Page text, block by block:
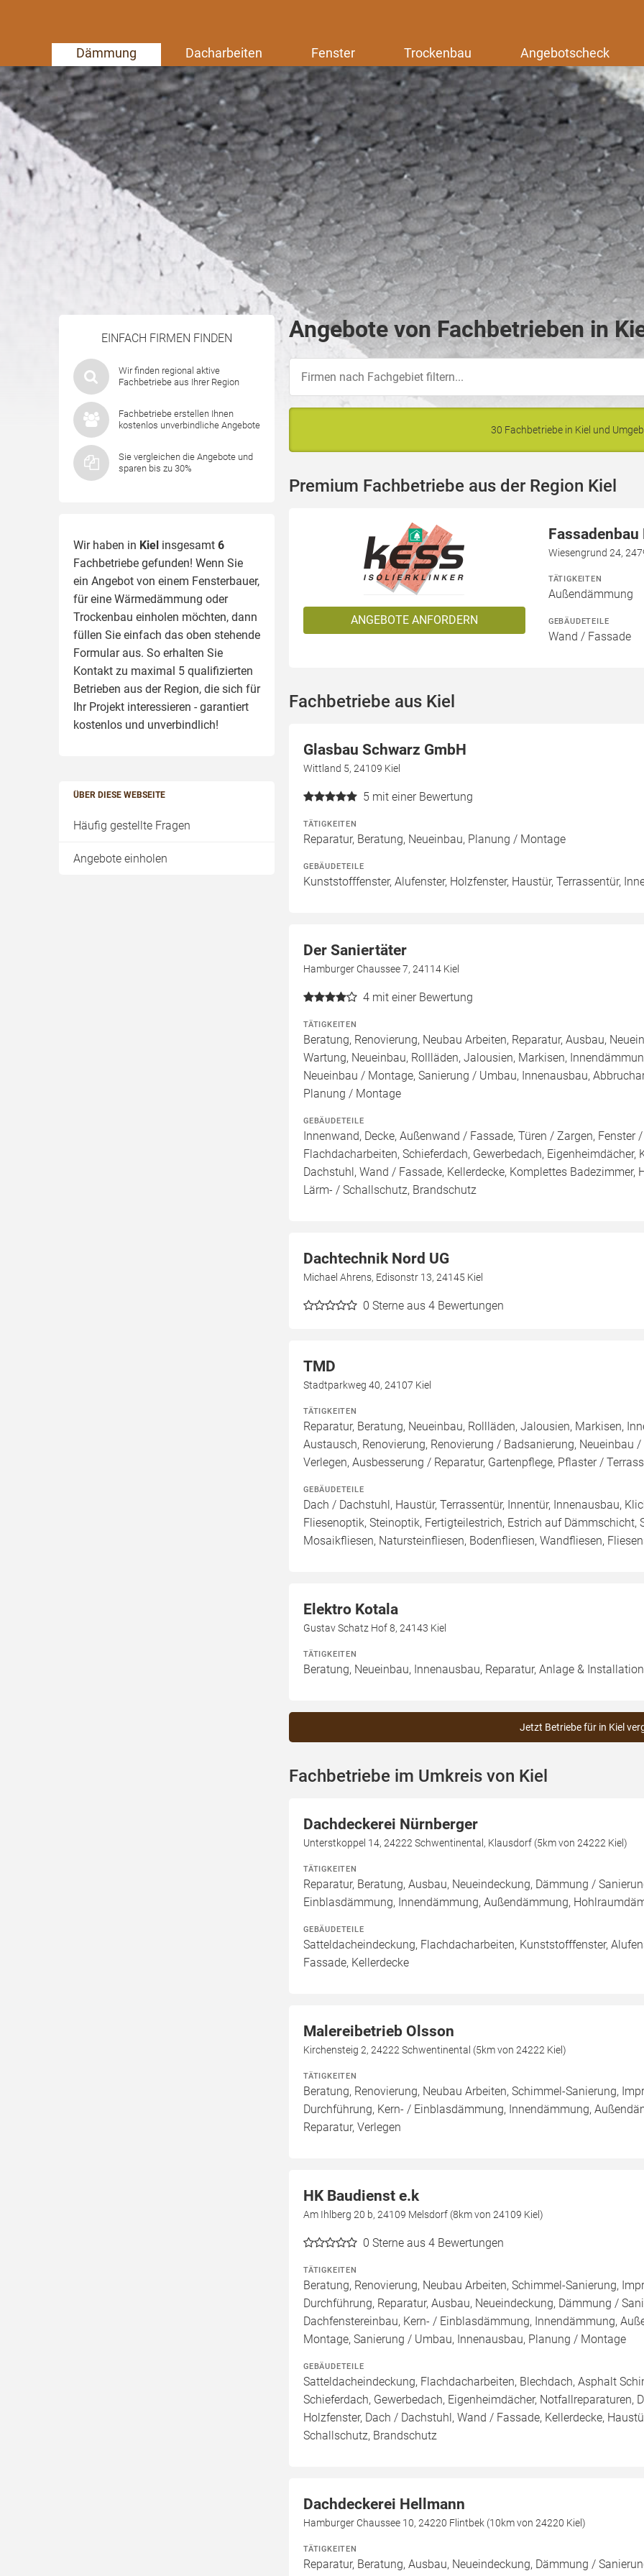
Dämmung Dacharbeiten Fenster Trockenbau Angebotscheck
EINFACH FIRMEN FINDEN
Wir finden regional aktive
Fachbetriebe aus Ihrer Region
Fachbetriebe erstellen Ihnen
kostenlos unverbindliche Angebote
Sie vergleichen die Angebote und
sparen bis zu 30%
Wir haben in Kiel insgesamt 6
Fachbetriebe gefunden! Wenn Sie
ein Angebot von einem Fensterbauer,
für eine Wärmedämmung oder
Trockenbau einholen möchten, dann
füllen Sie einfach das oben stehende
Formular aus. So erhalten Sie
Kontakt zu maximal 5 qualifizierten
Betrieben aus der Region, die sich für
Ihr Projekt interessieren - garantiert
kostenlos und unverbindlich!
ÜBER DIESE WEBSEITE
Häufig gestellte Fragen
Angebote einholen
Angebote von Fachbetrieben in
30 Fachbetriebe in Kiel und
Premium Fachbetriebe aus der Region Kiel
ANGEBOTE ANFORDERN
Wiesengrund 24,
TÄTIGKEITEN
Außendämmung
GEBÄUDETEILE
Wand / Fassade
Fachbetriebe aus Kiel
Glasbau Schwarz GmbH
Wittland 5, 24109 Kiel
5 mit einer Bewertung
TÄTIGKEITEN
Reparatur, Beratung, Neueinbau, Planung / Montage
GEBÄUDETEILE
Kunststofffenster, Alufenster, Holzfenster, Haustür, Terrassentür,
Der Saniertäter
Hamburger Chaussee 7, 24114 Kiel
4 mit einer Bewertung
TÄTIGKEITEN
Beratung, Renovierung, Neubau Arbeiten, Reparatur, Ausbau,
Wartung, Neueinbau, Rollläden, Jalousien, Markisen,
Neueinbau / Montage, Sanierung / Umbau, Innenausbau,
Planung / Montage
GEBÄUDETEILE
Innenwand, Decke, Außenwand / Fassade, Türen / Zargen, Fenster
Flachdacharbeiten, Schieferdach, Gewerbedach,
Dachstuhl, Wand / Fassade, Kellerdecke, Komplettes Badezimmer,
Lärm- / Schallschutz, Brandschutz
Dachtechnik Nord UG
Michael Ahrens, Edisonstr 13, 24145 Kiel
0 Sterne aus 4 Bewertungen
TMD
Stadtparkweg 40, 24107 Kiel
TÄTIGKEITEN
Reparatur, Beratung, Neueinbau, Rollläden, Jalousien, Markisen,
Austausch, Renovierung, Renovierung / Badsanierung, Neueinbau
Verlegen, Ausbesserung / Reparatur, Gartenpflege, Pflaster /
GEBÄUDETEILE
Dach / Dachstuhl, Haustür, Terrassentür, Innentür, Innenausbau,
Fliesenoptik, Steinoptik, Fertigteilestrich, Estrich auf Dämmschicht,
Mosaikfliesen, Natursteinfliesen, Bodenfliesen, Wandfliesen,
Elektro Kotala
Gustav Schatz Hof 8, 24143 Kiel
TÄTIGKEITEN
Beratung, Neueinbau, Innenausbau, Reparatur, Anlage &
Jetzt Betriebe für in Kiel
Fachbetriebe im Umkreis von Kiel
Dachdeckerei Nürnberger
Unterstkoppel 14, 24222 Schwentinental, Klausdorf (5km von 24222 Kiel)
TÄTIGKEITEN
Reparatur, Beratung, Ausbau, Neueindeckung, Dämmung /
Einblasdämmung, Innendämmung, Außendämmung,
GEBÄUDETEILE
Satteldacheindeckung, Flachdacharbeiten, Kunststofffenster,
Fassade, Kellerdecke
Malereibetrieb Olsson
Kirchensteig 2, 24222 Schwentinental (5km von 24222 Kiel)
TÄTIGKEITEN
Beratung, Renovierung, Neubau Arbeiten, Schimmel-Sanierung,
Durchführung, Kern- / Einblasdämmung, Innendämmung,
Reparatur, Verlegen
HK Baudienst e.k
Am Ihlberg 20 b, 24109 Melsdorf (8km von 24109 Kiel)
0 Sterne aus 4 Bewertungen
TÄTIGKEITEN
Beratung, Renovierung, Neubau Arbeiten, Schimmel-Sanierung,
Durchführung, Reparatur, Ausbau, Neueindeckung, Dämmung /
Dachfenstereinbau, Kern- / Einblasdämmung, Innendämmung,
Montage, Sanierung / Umbau, Innenausbau, Planung / Montage
GEBÄUDETEILE
Satteldacheindeckung, Flachdacharbeiten, Blechdach, Asphalt
Schieferdach, Gewerbedach, Eigenheimdächer, Notfallreparaturen,
Holzfenster, Dach / Dachstuhl, Wand / Fassade, Kellerdecke,
Schallschutz, Brandschutz
Dachdeckerei Hellmann
Hamburger Chaussee 10, 24220 Flintbek (10km von 24220 Kiel)
TÄTIGKEITEN
Reparatur, Beratung, Ausbau, Neueindeckung, Dämmung /